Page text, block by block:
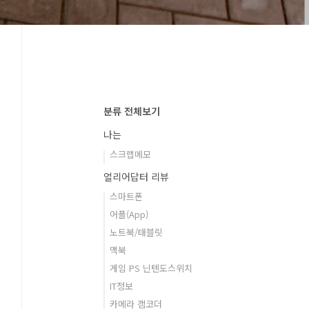
분류 전체보기
나는
스크랩메모
얼리어답터 리뷰
스마트폰
어플(App)
노트북/태블릿
맥북
게임 PS 닌텐도스위치
IT정보
카메라 캠코더